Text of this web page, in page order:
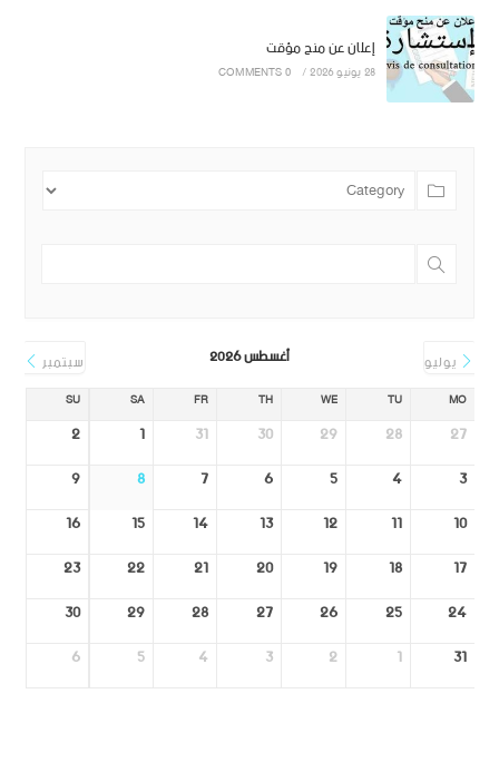
إعلان عن منح مؤقت
28 يونيو 2026 /
0 COMMENTS
يوليو أغسطس 2026 سبتمبر
MO
TU
WE
TH
FR
SA
SU
27
28
29
30
31
1
2
3
4
5
6
7
8
9
10
11
12
13
14
15
16
17
18
19
20
21
22
23
24
25
26
27
28
29
30
31
1
2
3
4
5
6